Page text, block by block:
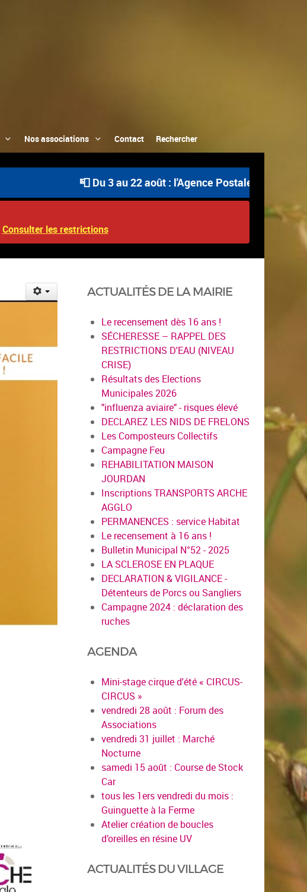
Nos associations Contact Rechercher
📮 Du 3 au 22 août : l'Agence Postale Communale
Consulter les restrictions
ACTUALITÉS DE LA MAIRIE
Le recensement dès 16 ans !
SÉCHERESSE – RAPPEL DES
RESTRICTIONS D'EAU (NIVEAU
CRISE)
Résultats des Elections
Municipales 2026
"influenza aviaire" - risques élevé
DECLAREZ LES NIDS DE FRELONS
Les Composteurs Collectifs
Campagne Feu
REHABILITATION MAISON
JOURDAN
Inscriptions TRANSPORTS ARCHE
AGGLO
PERMANENCES : service Habitat
Le recensement à 16 ans !
Bulletin Municipal N°52 - 2025
LA SCLEROSE EN PLAQUE
DECLARATION & VIGILANCE -
Détenteurs de Porcs ou Sangliers
Campagne 2024 : déclaration des
ruches
AGENDA
Mini-stage cirque d'été « CIRCUS-
CIRCUS »
vendredi 28 août : Forum des
Associations
vendredi 31 juillet : Marché
Nocturne
samedi 15 août : Course de Stock
Car
tous les 1ers vendredi du mois :
Guinguette à la Ferme
Atelier création de boucles
d’oreilles en résine UV
ACTUALITÉS DU VILLAGE